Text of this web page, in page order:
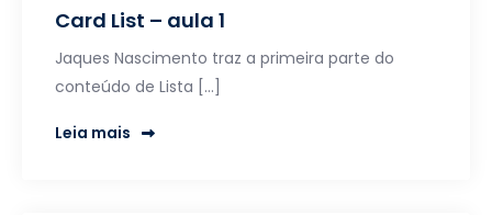
Card List – aula 1
Jaques Nascimento traz a primeira parte do
conteúdo de Lista […]
Leia mais